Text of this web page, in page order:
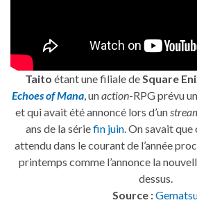
Taito étant une filiale deSquare
Echoes of Mana, unaction-RPG prévu
et qui avait été annoncé lors d’un
ans de la sériefin juin. On savait que
attendu dans le courant de l’année
printemps comme l’annonce la
dessus.
Source :